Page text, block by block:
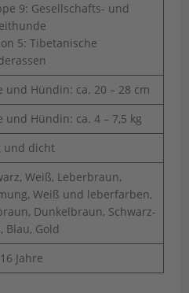
9: Gesellschafts- und
5: Tibetanische
und Hündin: ca. 20 – 28 cm
und Hündin: ca. 4 – 7,5 kg
und dicht
Weiß, Leberbraun,
Weiß und leberfarben,
Dunkelbraun, Schwarz-
Blau, Gold
Jahre